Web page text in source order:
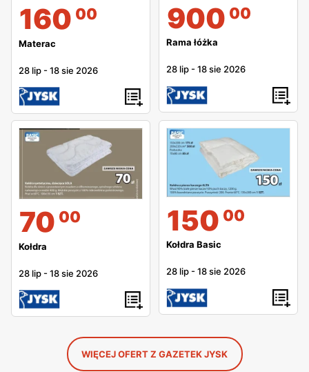
160 00
Materac
28 lip -18 sie 2026
900 00
Rama łóżka
28 lip -18 sie 2026
70 00
Kołdra
28 lip -18 sie 2026
150 00
Kołdra Basic
28 lip -18 sie 2026
WIĘCEJ OFERT Z GAZETEK JYSK